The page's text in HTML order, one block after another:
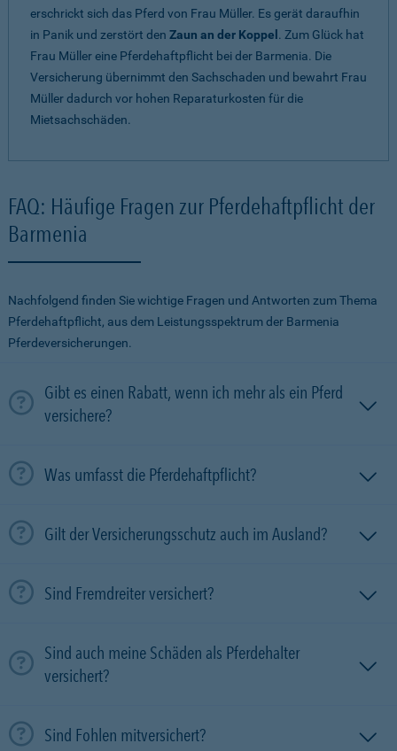
erschrickt sich das Pferd von Frau Müller. Es gerät daraufhin
in Panik und zerstört den Zaun an der Koppel . Zum Glück hat
Frau Müller eine Pferdehaftpflicht bei der Barmenia. Die
Versicherung übernimmt den Sachschaden und bewahrt Frau
Müller dadurch vor hohen Reparaturkosten für die
Mietsachschäden.
FAQ: Häufige Fragen zur Pferdehaftpflicht der
Barmenia
Nachfolgend finden Sie wichtige Fragen und Antworten zum Thema
Pferdehaftpflicht, aus dem Leistungsspektrum der Barmenia
Pferdeversicherungen.
Gibt es einen Rabatt, wenn ich mehr als ein Pferd
versichere?
Was umfasst die Pferdehaftpflicht?
Gilt der Versicherungsschutz auch im Ausland?
Sind Fremdreiter versichert?
Sind auch meine Schäden als Pferdehalter
versichert?
Sind Fohlen mitversichert?